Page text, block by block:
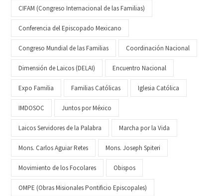
CIFAM (Congreso Internacional de las Familias)
Conferencia del Episcopado Mexicano
Congreso Mundial de las Familias Coordinación Nacional
Dimensión de Laicos (DELAI) Encuentro Nacional
Expo Familia Familias Católicas Iglesia Católica
IMDOSOC Juntos por México
Laicos Servidores de la Palabra Marcha por la Vida
Mons. Carlos Aguiar Retes Mons. Joseph Spiteri
Movimiento de los Focolares Obispos
OMPE (Obras Misionales Pontificio Episcopales)